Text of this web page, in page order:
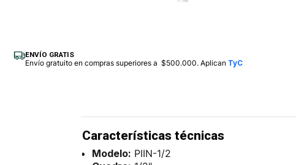
ENVÍO GRATIS
Envío gratuito en compras superiores a $500.000. Aplican TyC
Características técnicas
Modelo: PIIN-1/2